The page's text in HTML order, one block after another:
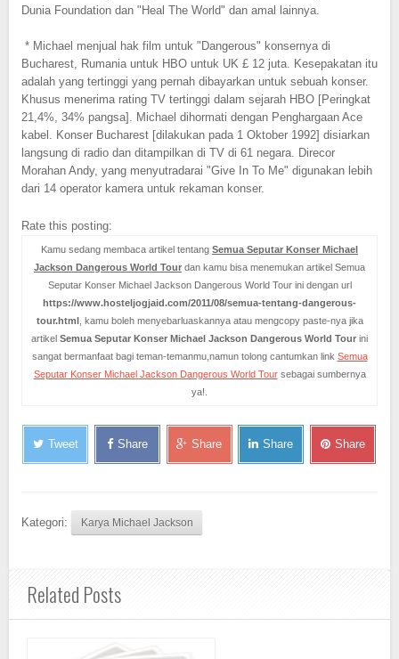
Dunia Foundation dan "Heal The World" dan amal lainnya.
* Michael menjual hak film untuk "Dangerous" konsernya di
Bucharest, Rumania untuk HBO untuk UK £ 12 juta. Kesepakatan itu
adalah yang tertinggi yang pernah dibayarkan untuk sebuah konser.
Khusus menerima rating TV tertinggi dalam sejarah HBO [Peringkat
21,4%, 34% pangsa]. Michael dihormati dengan Penghargaan Ace
kabel. Konser Bucharest [dilakukan pada 1 Oktober 1992] disiarkan
langsung di radio dan ditampilkan di TV di 61 negara. Direcor
Morahan Andy, yang menyutradarai "Give In To Me" digunakan lebih
dari 14 operator kamera untuk rekaman konser.
Rate this posting:
Kamu sedang membaca artikel tentang Semua Seputar Konser Michael
Jackson Dangerous World Tour dan kamu bisa menemukan artikel Semua
Seputar Konser Michael Jackson Dangerous World Tour ini dengan url
https://www.hosteljogjaid.com/2011/08/semua-tentang-dangerous-
tour.html, kamu boleh menyebarluaskannya atau mengcopy paste-nya jika
artikel Semua Seputar Konser Michael Jackson Dangerous World Tour ini
sangat bermanfaat bagi teman-temanmu,namun tolong cantumkan link Semua
Seputar Konser Michael Jackson Dangerous World Toursebagai sumbernya
ya!.
Tweet Share Share Share Share
Kategori: Karya Michael Jackson
Related Posts